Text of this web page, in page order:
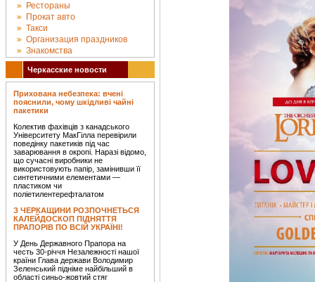
Рестораны
Прокат авто
Такси
Организация праздников
Знакомства
Черкасские новости
Прихована небезпека: вчені
пояснили, чому шкідливі чайні
пакетики
Колектив фахівців з канадського
Університету МакГілла перевірили
поведінку пакетиків під час
заварювання в окропі. Наразі відомо,
що сучасні виробники не
використовують папір, замінивши її
синтетичними елементами —
пластиком чи
поліетилентерефталатом
З ЧЕРКАЩИНИ РОЗПОЧНЕТЬСЯ
КАЛЕЙДОСКОП ПІДНЯТТЯ
ПРАПОРІВ ПО ВСІЙ УКРАЇНІ!
У День Державного Прапора на
честь 30-річчя Незалежності нашої
країни Глава держави Володимир
Зеленський підніме найбільший в
області синьо-жовтий стяг